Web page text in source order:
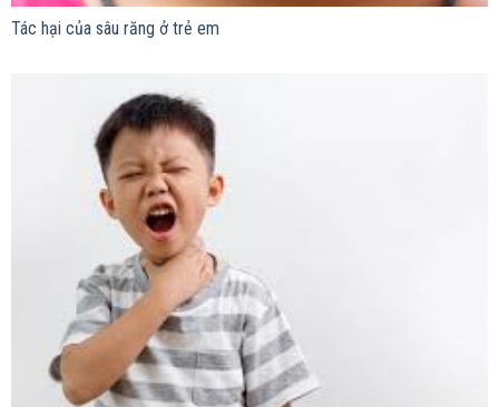
Tác hại của sâu răng ở trẻ em